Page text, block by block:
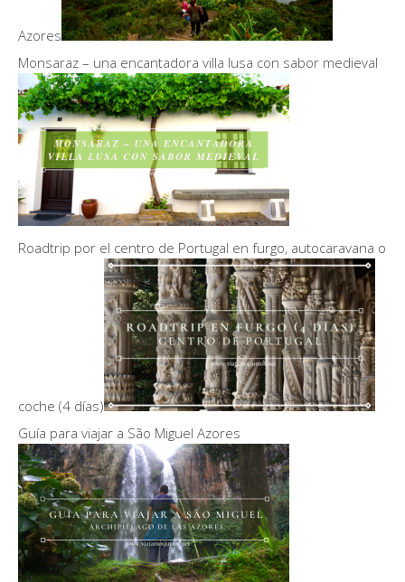
Azores
Monsaraz – una encantadora villa lusa con sabor medieval
Roadtrip por el centro de Portugal en furgo, autocaravana o
coche (4 días)
Guía para viajar a São Miguel Azores